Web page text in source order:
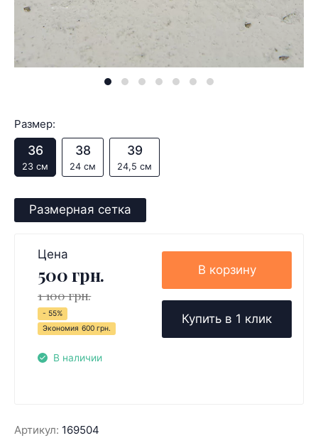
Размер:
36
23 см
38
24 см
39
24,5 см
Размерная сетка
Цена
500 грн.
1 100 грн.
- 55%
Экономия 600 грн.
В наличии
В корзину
Купить в 1 клик
Артикул: 169504